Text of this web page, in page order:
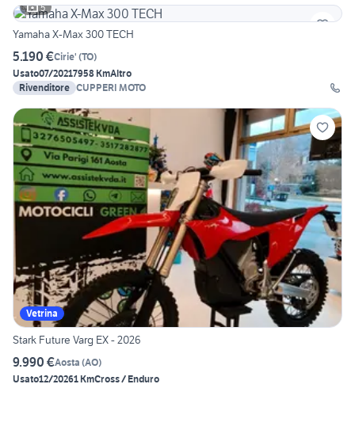
5
Yamaha X-Max 300 TECH
5.190 €Cirie' (TO)
Usato07/20217958 KmAltro
Rivenditore CUPPERI MOTO
Vetrina
Stark Future Varg EX - 2026
9.990 €Aosta (AO)
Usato12/20261 KmCross / Enduro